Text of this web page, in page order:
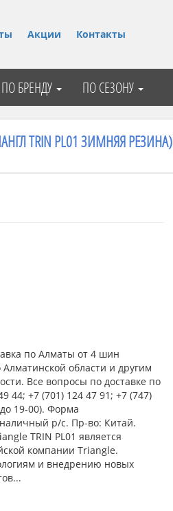
Акции Контакты
ПО БРЕНДУ ПО СЕЗОНУ
TRIN PL01 ЗИМНЯЯ РЕЗИНА)
по Алматы от 4 шин
области и другим
Все вопросы по доставке по
44; +7 (701) 124 47 91; +7 (747)
19-00). Форма
р/c. Пр-во: Китай.
TRIN PL01 является
компании Triangle.
и внедрению новых